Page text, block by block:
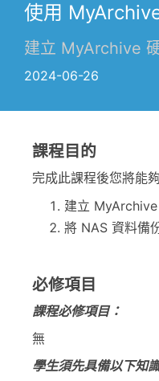
使用
建立 MyArchive
2024-06-26
課程目的
完成此課程後您將能夠
建立 MyArchive
將 NAS 資料備
必修項目
課程必修項目：
無
學生須先具備以下知